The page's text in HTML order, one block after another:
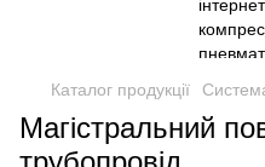
Каталог продукції
Магістральний